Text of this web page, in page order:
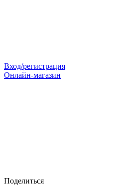
Вход/регистрация
Онлайн-магазин
Поделиться